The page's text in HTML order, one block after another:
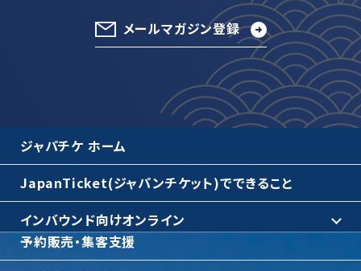
メールマガジン登録
ジャパチケ ホーム
JapanTicket(ジャパンチケット)でできること
インバウンド向けオンライン
予約販売・集客支援